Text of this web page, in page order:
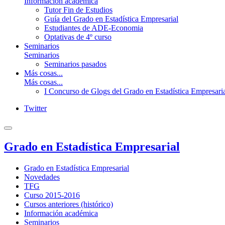
Tutor Fin de Estudios
Guía del Grado en Estadística Empresarial
Estudiantes de ADE-Economia
Optativas de 4º curso
Seminarios
Seminarios
Seminarios pasados
Más cosas...
Más cosas...
I Concurso de Glogs del Grado en Estadística
Twitter
Grado en Estadística Empresarial
Grado en Estadística Empresarial
Novedades
TFG
Curso 2015-2016
Cursos anteriores (histórico)
Información académica
Seminarios